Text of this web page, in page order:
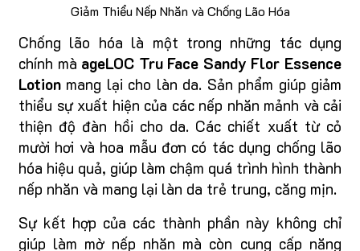
Giảm Thiểu Nếp Nhăn và Chống Lão Hóa
Chống lão hóa là một trong những tác dụng
chính mà ageLOC Tru Face Sandy Flor Essence
Lotion mang lại cho làn da. Sản phẩm giúp giảm
thiểu sự xuất hiện của các nếp nhăn mảnh và cải
thiện độ đàn hồi cho da. Các chiết xuất từ cỏ
mười hơi và hoa mẫu đơn có tác dụng chống lão
hóa hiệu quả, giúp làm chậm quá trình hình thành
nếp nhăn và mang lại làn da trẻ trung, căng mịn.
Sự kết hợp của các thành phần này không chỉ
giúp làm mờ nếp nhăn mà còn cung cấp năng